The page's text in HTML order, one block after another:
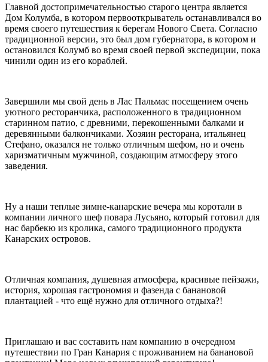
Главной достопримечательностью старого центра является
Дом Колумба, в котором первооткрыватель останавливался во
время своего путешествия к берегам Нового Света. Согласно
традиционной версии, это был дом губернатора, в котором и
остановился Колумб во время своей первой экспедиции, пока
чинили один из его кораблей.
Завершили мы свой день в Лас Пальмас посещением очень
уютного ресторанчика, расположенного в традиционном
старинном патио, с древними, перекошенными балками и
деревянными балкончиками. Хозяин ресторана, итальянец
Стефано, оказался не только отличным шефом, но и очень
харизматичным мужчиной, создающим атмосферу этого
заведения.
Ну а наши теплые зимне-канарские вечера мы коротали в
компании личного шеф повара Лусьяно, который готовил для
нас барбекю из кролика, самого традиционного продукта
Канарских островов.
Отличная компания, душевная атмосфера, красивые пейзажи,
история, хорошая гастрономия и фазенда с банановой
плантацией - что ещё нужно для отличного отдыха?!
Приглашаю и вас составить нам компанию в очередном
путешествии по Гран Канария с проживанием на банановой